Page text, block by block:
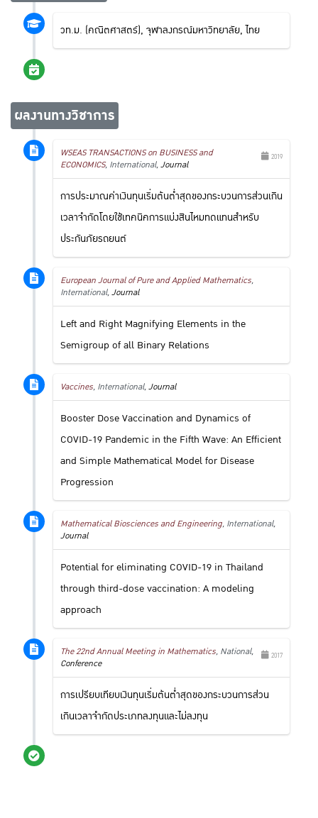
วท.ม. (คณิตศาสตร์), จุฬาลงกรณ์มหาวิทยาลัย, ไทย
ผลงานทางวิชาการ
2019
WSEAS TRANSACTIONS on BUSINESS and
ECONOMICS, International,Journal
การประมาณค่าเงินทุนเริ่มต้นต่ำสุดของกระบวนการส่วนเกิน
เวลาจำกัดโดยใช้เทคนิคการแบ่งสินไหมทดแทนสำหรับ
ประกันภัยรถยนต์
European Journal of Pure and Applied Mathematics,
International,Journal
Left and Right Magnifying Elements in the
Semigroup of all Binary Relations
Vaccines, International,Journal
Booster Dose Vaccination and Dynamics of
COVID-19 Pandemic in the Fifth Wave: An Efficient
and Simple Mathematical Model for Disease
Progression
Mathematical Biosciences and Engineering, International,
Journal
Potential for eliminating COVID-19 in Thailand
through third-dose vaccination: A modeling
approach
2017
The 22nd Annual Meeting in Mathematics, National,
Conference
การเปรียบเทียบเงินทุนเริ่มต้นต่ำสุดของกระบวนการส่วน
เกินเวลาจำกัดประเภทลงทุนและไม่ลงทุน